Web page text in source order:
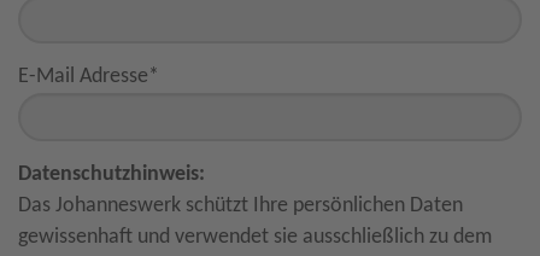
E-Mail Adresse*
Datenschutzhinweis:
Das Johanneswerk schützt Ihre persönlichen Daten
gewissenhaft und verwendet sie ausschließlich zu dem